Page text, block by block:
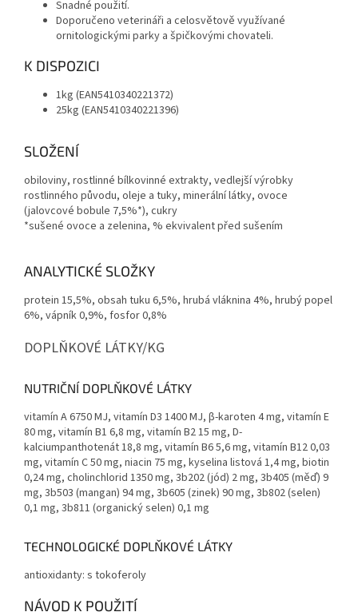
Snadné použití.
Doporučeno veterináři a celosvětově využívané
ornitologickými parky a špičkovými chovateli.
K DISPOZICI
1kg (EAN5410340221372)
25kg (EAN5410340221396)
SLOŽENÍ
obiloviny, rostlinné bílkovinné extrakty, vedlejší výrobky
rostlinného původu, oleje a tuky, minerální látky, ovoce
(jalovcové bobule 7,5%*), cukry
*sušené ovoce a zelenina, % ekvivalent před sušením
ANALYTICKÉ SLOŽKY
protein 15,5%, obsah tuku 6,5%, hrubá vláknina 4%, hrubý popel
6%, vápník 0,9%, fosfor 0,8%
DOPLŇKOVÉ LÁTKY/KG
NUTRIČNÍ DOPLŇKOVÉ LÁTKY
vitamín A 6750 MJ, vitamín D3 1400 MJ, β-karoten 4 mg, vitamín E
80 mg, vitamín B1 6,8 mg, vitamín B2 15 mg, D-
kalciumpanthotenát 18,8 mg, vitamín B6 5,6 mg, vitamín B12 0,03
mg, vitamín C 50 mg, niacin 75 mg, kyselina listová 1,4 mg, biotin
0,24 mg, cholinchlorid 1350 mg, 3b202 (jód) 2 mg, 3b405 (měď) 9
mg, 3b503 (mangan) 94 mg, 3b605 (zinek) 90 mg, 3b802 (selen)
0,1 mg, 3b811 (organický selen) 0,1 mg
TECHNOLOGICKÉ DOPLŇKOVÉ LÁTKY
antioxidanty: s tokoferoly
NÁVOD K POUŽITÍ